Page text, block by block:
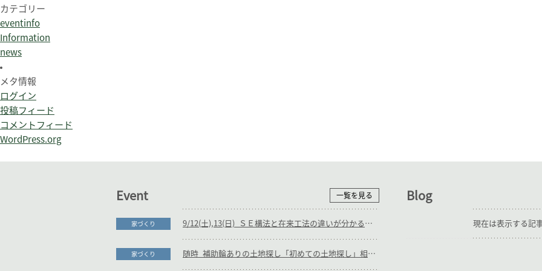
カテゴリー
eventinfo
Information
news
メタ情報
ログイン
投稿フィード
コメントフィード
WordPress.org
Event 一覧を見る
家づくり 9/12(土),13(日)_ＳＥ構法と在来工法の違いが分かる 施工中見学会
家づくり 随時_補助輪ありの土地探し「初めての土地探し」相談会【3組様限定】
Blog
現在は表示する記